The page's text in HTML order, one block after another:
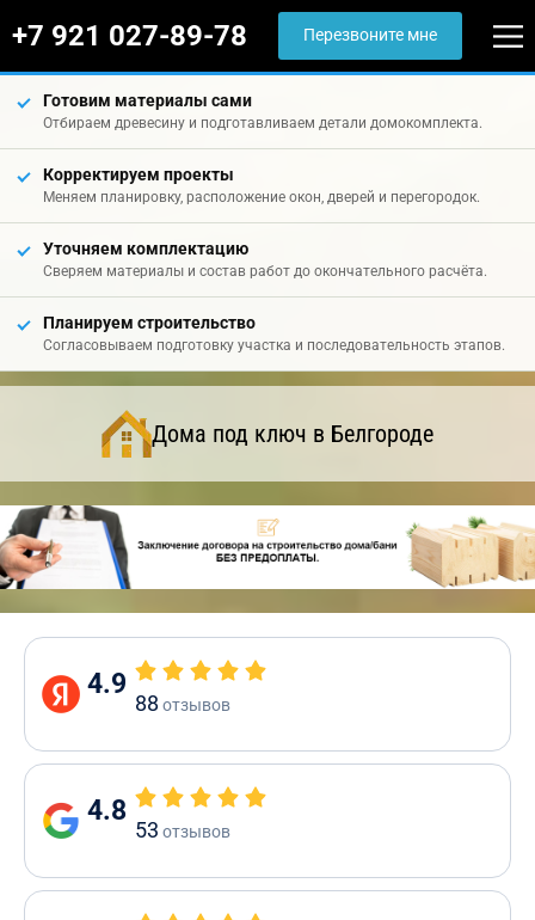
+7 921 027-89-78 Перезвоните мне
Готовим материалы сами
Отбираем древесину и подготавливаем детали домокомплекта.
Корректируем проекты
Меняем планировку, расположение окон, дверей и перегородок.
Уточняем комплектацию
Сверяем материалы и состав работ до окончательного расчёта.
Планируем строительство
Согласовываем подготовку участка и последовательность этапов.
Дома под ключ в Белгороде
4.9
88 отзывов
4.8
53 отзывов